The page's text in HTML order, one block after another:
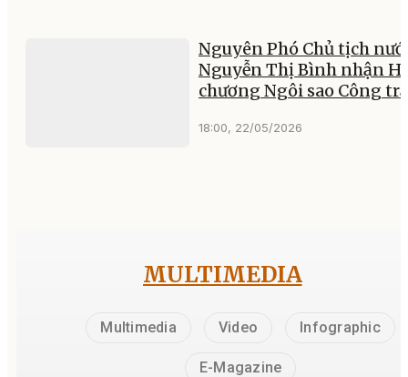
Nguyên Phó Chủ tịch
Nguyễn Thị Bình nhận
chương Ngôi sao Công
18:00, 22/05/2026
MULTIMEDIA
Multimedia Video Infographic
E-Magazine